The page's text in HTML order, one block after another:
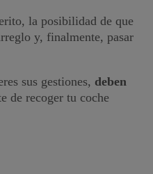
la posibilidad de que
y, finalmente, pasar
sus gestiones, deben
de recoger tu coche